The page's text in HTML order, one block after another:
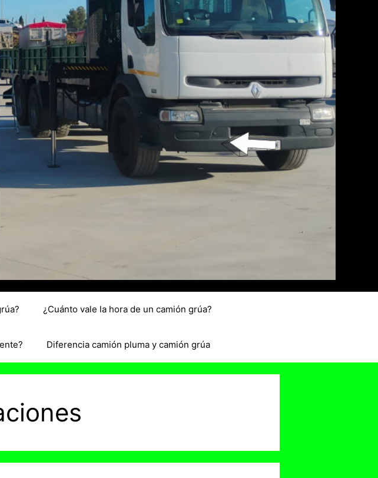
¿Cuánto vale la hora de un camión grúa?
Diferencia camión pluma y camión grúa